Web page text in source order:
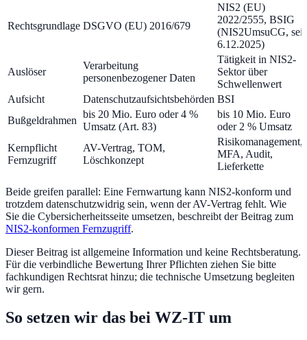
Rechtsgrundlage DSGVO (EU) 2016/679
NIS2 (EU)
2022/2555, BSIG
(NIS2UmsuCG, seit
6.12.2025)
Auslöser
Verarbeitung
personenbezogener Daten
Tätigkeit in NIS2-
Sektor über
Schwellenwert
Aufsicht
Datenschutzaufsichtsbehörden BSI
Bußgeldrahmen
bis 20 Mio. Euro oder 4 %
Umsatz (Art. 83)
bis 10 Mio. Euro
oder 2 % Umsatz
Kernpflicht
Fernzugriff
AV-Vertrag, TOM,
Löschkonzept
Risikomanagement,
MFA, Audit,
Lieferkette
Beide greifen parallel: Eine Fernwartung kann NIS2-konform und
trotzdem datenschutzwidrig sein, wenn der AV-Vertrag fehlt. Wie
Sie die Cybersicherheitsseite umsetzen, beschreibt der Beitrag zum
NIS2-konformen Fernzugriff.
Dieser Beitrag ist allgemeine Information und keine Rechtsberatung.
Für die verbindliche Bewertung Ihrer Pflichten ziehen Sie bitte
fachkundigen Rechtsrat hinzu; die technische Umsetzung begleiten
wir gern.
So setzen wir das bei WZ-IT um